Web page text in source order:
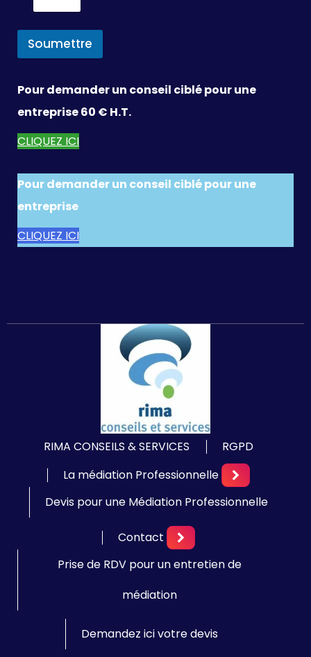
Soumettre
Pour demander un conseil ciblé pour une
entreprise 60 € H.T.
CLIQUEZ ICI
Pour demander un conseil ciblé pour une
entreprise
CLIQUEZ ICI
RIMA CONSEILS & SERVICES
RGPD
La médiation Professionnelle
Devis pour une Médiation Professionnelle
Contact
Prise de RDV pour un entretien de
médiation
Demandez ici votre devis